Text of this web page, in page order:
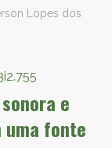
Lopes dos
e
uma fonte